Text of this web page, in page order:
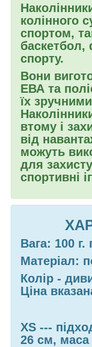
колінного
спортом,
баскетбол,
спорту.
Вони
ЕВА та
їх
втому і
від
можуть
для
спортивні
Вага: 100 г.
Матеріал:
Колір -
Ціна
XS ---
26 см, маса